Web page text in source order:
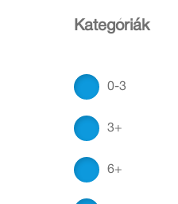
Kategóriák
0-3
3+
6+